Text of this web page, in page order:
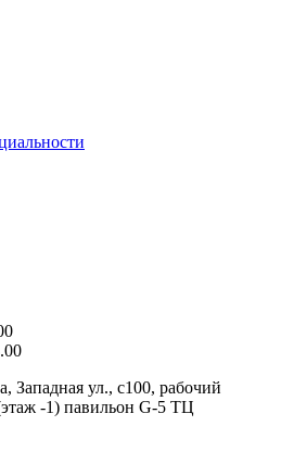
Западная ул., с100, рабочий
-1) павильон G-5 ТЦ